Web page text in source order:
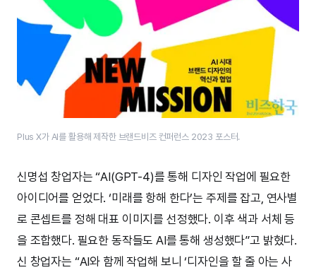
​Plus X​가 AI를 활용해 제작한 브랜드비즈 컨퍼런스 2023 포스터.
신명섭 창업자는 “AI(GPT-4)를 통해 디자인 작업에 필요한
아이디어를 얻었다. ‘미래를 항해 한다’는 주제를 잡고, 연사별
로 콘셉트를 정해 대표 이미지를 선정했다. 이후 색과 서체 등
을 조합했다. 필요한 동작들도 AI를 통해 생성했다”고 밝혔다.
신 창업자는 “AI와 함께 작업해 보니 ‘디자인을 할 줄 아는 사